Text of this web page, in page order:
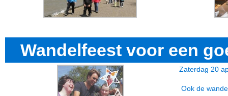
Wandelfeest voor een
Zaterdag 20
Ook de